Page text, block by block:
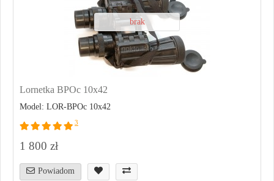
brak
Lornetka BPOc 10x42
Model: LOR-BPOc 10x42
3
1 800 zł
Powiadom